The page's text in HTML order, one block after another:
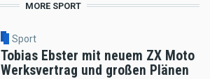
MORE SPORT
Sport
Tobias Ebster mit neuem ZX Moto
Werksvertrag und großen Plänen